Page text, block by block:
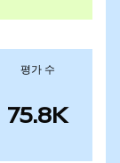
평가 수
75.8K